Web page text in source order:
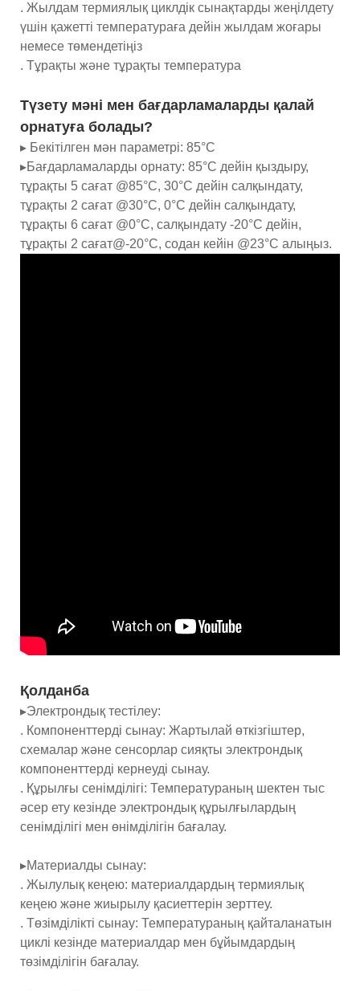
. Жылдам термиялық циклдік сынақтарды жеңілдету
үшін қажетті температураға дейін жылдам жоғары
немесе төмендетіңіз
. Тұрақты және тұрақты температура
Түзету мәні мен бағдарламаларды қалай
орнатуға болады?
▸ Бекітілген мән параметрі: 85°C
▸Бағдарламаларды орнату: 85°C дейін қыздыру,
тұрақты 5 сағат @85°C, 30°C дейін салқындату,
тұрақты 2 сағат @30°C, 0°C дейін салқындату,
тұрақты 6 сағат @0°C, салқындату -20°C дейін,
тұрақты 2 сағат@-20°C, содан кейін @23°C алыңыз.
Қолданба
▸Электрондық тестілеу:
. Компоненттерді сынау: Жартылай өткізгіштер,
схемалар және сенсорлар сияқты электрондық
компоненттерді кернеуді сынау.
. Құрылғы сенімділігі: Температураның шектен тыс
әсер ету кезінде электрондық құрылғылардың
сенімділігі мен өнімділігін бағалау.
▸Материалды сынау:
. Жылулық кеңею: материалдардың термиялық
кеңею және жиырылу қасиеттерін зерттеу.
. Төзімділікті сынау: Температураның қайталанатын
циклі кезінде материалдар мен бұйымдардың
төзімділігін бағалау.